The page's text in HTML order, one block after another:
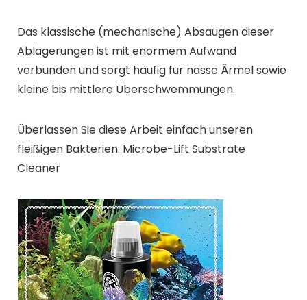
Das klassische (mechanische) Absaugen dieser
Ablagerungen ist mit enormem Aufwand
verbunden und sorgt häufig für nasse Ärmel sowie
kleine bis mittlere Überschwemmungen.
Überlassen Sie diese Arbeit einfach unseren
fleißigen Bakterien: Microbe-Lift Substrate
Cleaner